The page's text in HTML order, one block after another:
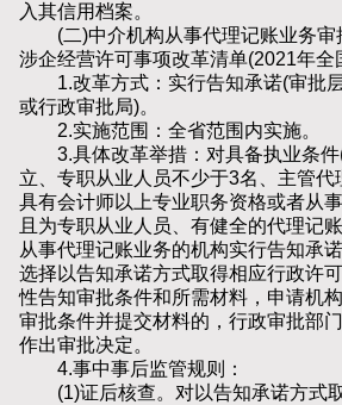
入其信用档案。
(二)中介机构从事代理记账业务审
涉企经营许可事项改革清单(2021年全
1.改革方式：实行告知承诺(审批层
或行政审批局)。
2.实施范围：全省范围内实施。
3.具体改革举措：对具备执业条件
立、专职从业人员不少于3名、主管代
具有会计师以上专业职务资格或者从
且为专职从业人员、有健全的代理记
从事代理记账业务的机构实行告知承
选择以告知承诺方式取得相应行政许
性告知审批条件和所需材料，申请机
审批条件并提交材料的，行政审批部
作出审批决定。
4.事中事后监管规则：
(1)证后核查。对以告知承诺方式